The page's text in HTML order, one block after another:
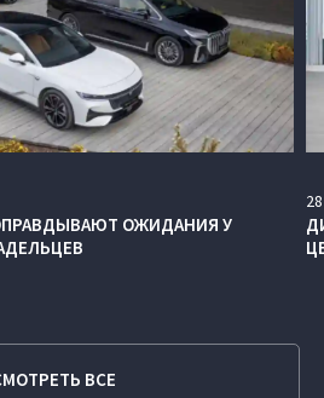
ОЖИДАНИЯ У
28
ВСЕ